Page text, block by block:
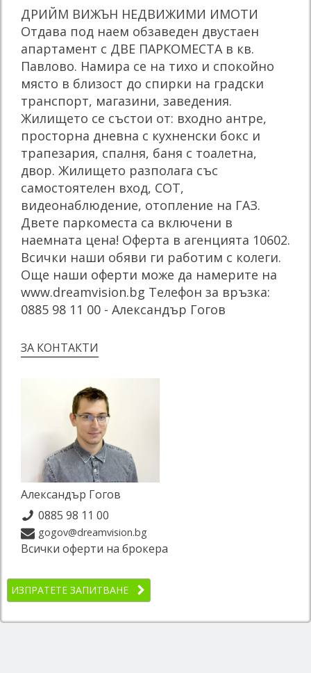
ДРИЙМ ВИЖЪН НЕДВИЖИМИ ИМОТИ
Отдава под наем обзаведен двустаен
апартамент с ДВЕ ПАРКОМЕСТА в кв.
Павлово. Намира се на тихо и спокойно
място в близост до спирки на градски
транспорт, магазини, заведения.
Жилището се състои от: входно антре,
просторна дневна с кухненски бокс и
трапезария, спалня, баня с тоалетна,
двор. Жилището разполага със
самостоятелен вход, СОТ,
видеонаблюдение, отопление на ГАЗ.
Двете паркоместа са включени в
наемната цена! Оферта в агенцията 10602.
Всички наши обяви ги работим с колеги.
Още наши оферти може да намерите на
www.dreamvision.bg Телефон за връзка:
0885 98 11 00 - Александър Гогов
ЗА КОНТАКТИ
Александър Гогов
0885 98 11 00
gogov@dreamvision.bg
Всички оферти на брокера
ИЗПРАТЕТЕ ЗАПИТВАНЕ